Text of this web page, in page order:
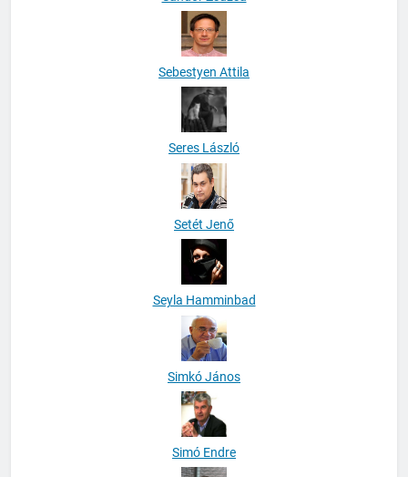
Sebestyen Attila
Seres László
Setét Jenő
Seyla Hamminbad
Simkó János
Simó Endre